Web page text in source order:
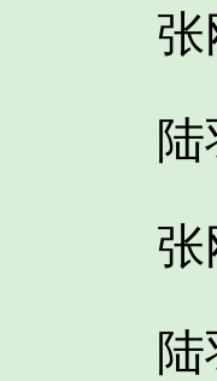
张刚
陆羽
张刚
陆羽